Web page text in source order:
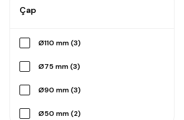
Çap
Ø110 mm (3)
Ø75 mm (3)
Ø90 mm (3)
Ø50 mm (2)